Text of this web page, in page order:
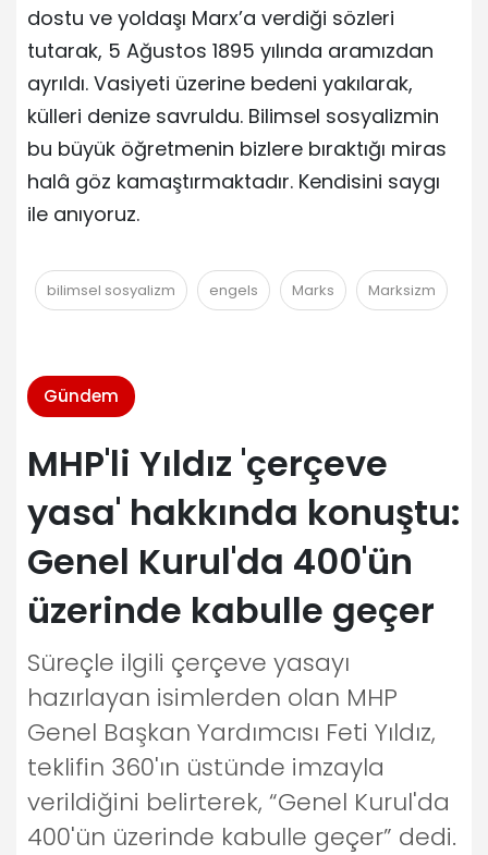
dostu ve yoldaşı Marx’a verdiği sözleri
tutarak, 5 Ağustos 1895 yılında aramızdan
ayrıldı. Vasiyeti üzerine bedeni yakılarak,
külleri denize savruldu. Bilimsel sosyalizmin
bu büyük öğretmenin bizlere bıraktığı miras
halâ göz kamaştırmaktadır. Kendisini saygı
ile anıyoruz.
bilimsel sosyalizm engels Marks Marksizm
Gündem
MHP'li Yıldız 'çerçeve
yasa' hakkında konuştu:
Genel Kurul'da 400'ün
üzerinde kabulle geçer
Süreçle ilgili çerçeve yasayı
hazırlayan isimlerden olan MHP
Genel Başkan Yardımcısı Feti Yıldız,
teklifin 360'ın üstünde imzayla
verildiğini belirterek, “Genel Kurul'da
400'ün üzerinde kabulle geçer” dedi.